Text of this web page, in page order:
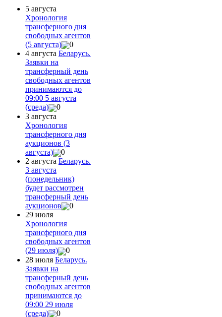
5 августа
Хронология
трансферного дня
свободных агентов
(5 августа)
0
4 августа Беларусь.
Заявки на
трансферный день
свободных агентов
принимаются до
09:00 5 августа
(среда)
0
3 августа
Хронология
трансферного дня
аукционов (3
августа)
0
2 августа Беларусь.
3 августа
(понедельник)
будет рассмотрен
трансферный день
аукционов
0
29 июля
Хронология
трансферного дня
свободных агентов
(29 июля)
0
28 июля Беларусь.
Заявки на
трансферный день
свободных агентов
принимаются до
09:00 29 июля
(среда)
0